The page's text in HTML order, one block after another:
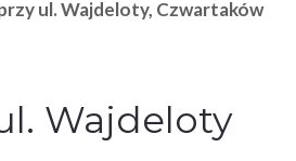
ul. Wajdeloty, Czwartaków
Wajdeloty